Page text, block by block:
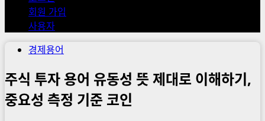
회원 가입
사용자
경제용어
주식 투자 용어 유동성 뜻 제대로 이해하기,
중요성 측정 기준 코인